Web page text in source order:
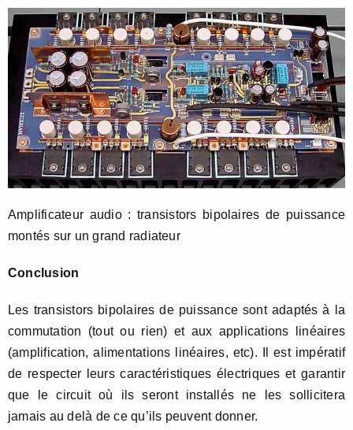
Amplificateur audio : transistors bipolaires de puissance
montés sur un grand radiateur
Conclusion
Les transistors bipolaires de puissance sont adaptés à la
commutation (tout ou rien) et aux applications linéaires
(amplification, alimentations linéaires, etc). Il est impératif
de respecter leurs caractéristiques électriques et garantir
que le circuit où ils seront installés ne les sollicitera
jamais au delà de ce qu’ils peuvent donner.